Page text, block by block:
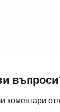
коментари